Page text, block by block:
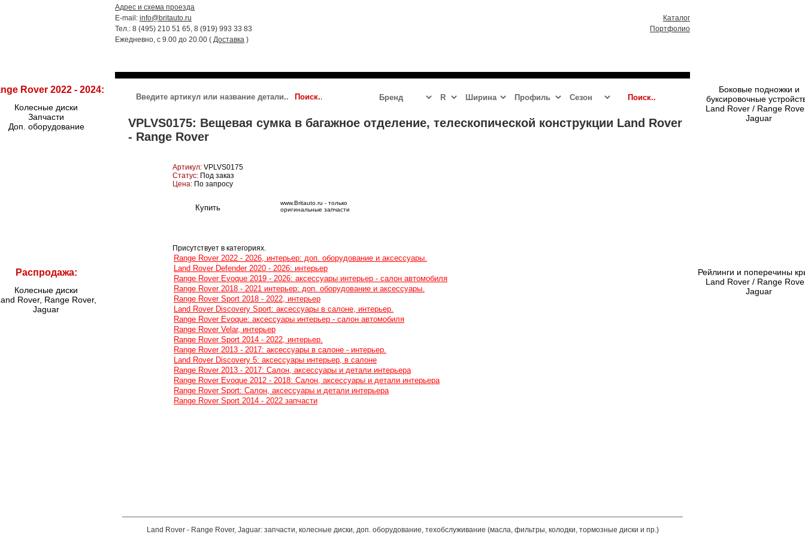
Адрес и схема проезда
E-mail: info@britauto.ru
Тел.: 8 (495) 210 51 65, 8 (919) 993 33 83
Ежедневно, с 9.00 до 20.00 ( Доставка )
Каталог
Портфолио
Боковые подножки и
буксировочные
Land Rover / Range
Jaguar
Рейлинги и поперечины
Land Rover / Range
Jaguar
Rover 2022 - 2024:
Колесные диски
Запчасти
Доп. оборудование
Распродажа:
Колесные диски
Rover, Range Rover,
Jaguar
VPLVS0175: Вещевая сумка в багажное отделение, телескопической конструкции Land Rover
- Range Rover
Артикул: VPLVS0175
Статус: Под заказ
Цена: По запросу
www.Britauto.ru - только
оригинальные запчасти
Присутствует в категориях.
Range Rover 2022 - 2026, интерьер: доп. оборудование и аксессуары.
Land Rover Defender 2020 - 2026: интерьер
Range Rover Evoque 2019 - 2026: аксессуары интерьер - салон автомобиля
Range Rover 2018 - 2021 интерьер: доп. оборудование и аксессуары.
Range Rover Sport 2018 - 2022, интерьер
Land Rover Discovery Sport: аксессуары в салоне, интерьер.
Range Rover Evoque: аксессуары интерьер - салон автомобиля
Range Rover Velar, интерьер
Range Rover Sport 2014 - 2022, интерьер.
Range Rover 2013 - 2017: аксессуары в салоне - интерьер.
Land Rover Discovery 5: аксессуары интерьер, в салоне
Range Rover 2013 - 2017: Салон, аксессуары и детали интерьера
Range Rover Evoque 2012 - 2018: Салон, аксессуары и детали интерьера
Range Rover Sport: Салон, аксессуары и детали интерьера
Range Rover Sport 2014 - 2022 запчасти
Land Rover - Range Rover, Jaguar: запчасти, колесные диски, доп. оборудование, техобслуживание (масла, фильтры, колодки, тормозные диски и пр.)